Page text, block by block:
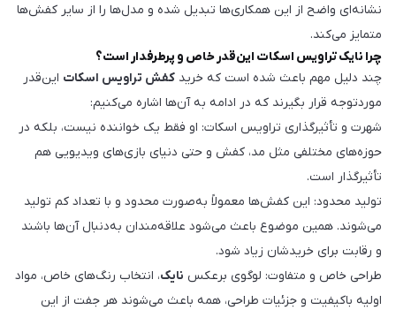
نشانه‌ای واضح از این همکاری‌ها تبدیل شده و مدل‌ها را از سایر کفش‌ها
متمایز می‌کند.
چرا نایک تراویس اسکات این‌قدر خاص و پرطرفدار است؟
چند دلیل مهم باعث شده است که خرید کفش تراویس اسکات این‌قدر
موردتوجه قرار بگیرند که در ادامه به آن‌ها اشاره می‌کنیم:
شهرت و تأثیرگذاری تراویس اسکات: او فقط یک خواننده نیست، بلکه در
حوزه‌های مختلفی مثل مد، کفش و حتی دنیای بازی‌های ویدیویی هم
تأثیرگذار است.
تولید محدود: این کفش‌ها معمولاً به‌صورت محدود و با تعداد کم تولید
می‌شوند. همین موضوع باعث می‌شود علاقه‌مندان به‌دنبال آن‌ها باشند
و رقابت برای خریدشان زیاد شود.
طراحی خاص و متفاوت: لوگوی برعکس نایک، انتخاب رنگ‌های خاص، مواد
اولیه باکیفیت و جزئیات طراحی، همه باعث می‌شوند هر جفت از این